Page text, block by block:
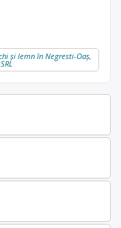
și lemn în Negresti-Oaș,